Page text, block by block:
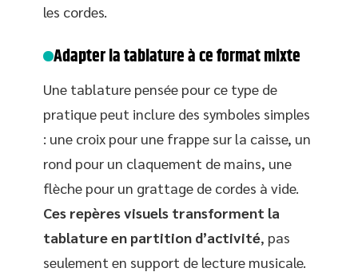
les cordes.
Adapter la tablature à ce format mixte
Une tablature pensée pour ce type de
pratique peut inclure des symboles simples
: une croix pour une frappe sur la caisse, un
rond pour un claquement de mains, une
flèche pour un grattage de cordes à vide.
Ces repères visuels transforment la
tablature en partition d’activité, pas
seulement en support de lecture musicale.